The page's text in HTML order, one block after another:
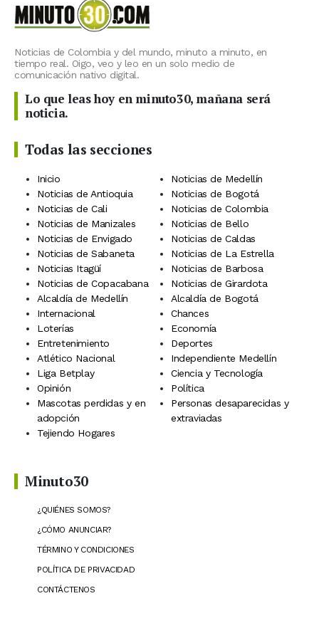
Noticias de Colombia y del mundo, minuto a minuto, en
tiempo real. Oigo, veo y leo en un solo medio de
comunicación nativo digital.
Lo que leas hoy en minuto30, mañana será
noticia.
Todas las secciones
Inicio
Noticias de Medellín
Noticias de Antioquia
Noticias de Bogotá
Noticias de Cali
Noticias de Colombia
Noticias de Manizales
Noticias de Bello
Noticias de Envigado
Noticias de Caldas
Noticias de Sabaneta
Noticias de La Estrella
Noticias Itagüí
Noticias de Barbosa
Noticias de Copacabana
Noticias de Girardota
Alcaldía de Medellín
Alcaldía de Bogotá
Internacional
Chances
Loterías
Economía
Entretenimiento
Deportes
Atlético Nacional
Independiente Medellín
Liga Betplay
Ciencia y Tecnología
Opinión
Política
Mascotas perdidas y en
adopción
Personas desaparecidas y
extraviadas
Tejiendo Hogares
Minuto30
¿QUIÉNES SOMOS?
¿CÓMO ANUNCIAR?
TÉRMINO Y CONDICIONES
POLÍTICA DE PRIVACIDAD
CONTÁCTENOS